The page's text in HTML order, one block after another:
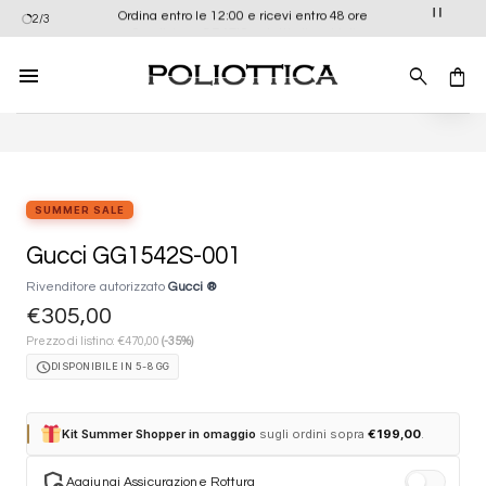
Salta
ai
contenuti
2/3 Ordina entro le 12:00 e ricevi entro 48 ore
SUMMER SALE
Gucci GG1542S-001
Rivenditore autorizzato Gucci ®
€305,00
Prezzo di listino: €470,00 (-35%)
scheduleDISPONIBILE IN 5-8 GG
Kit Summer Shopper in omaggio sugli ordini sopra€199,00
Aggiungi Assicurazione Rottura